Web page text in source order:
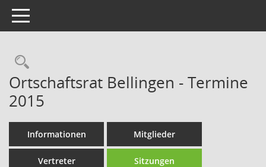
Toggle navigation
Rechercheauswahl
Ortschaftsrat Bellingen - Termine
2015
Informationen Mitglieder
Vertreter Sitzungen